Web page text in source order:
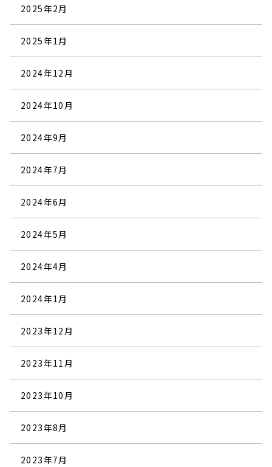
2025年2月
2025年1月
2024年12月
2024年10月
2024年9月
2024年7月
2024年6月
2024年5月
2024年4月
2024年1月
2023年12月
2023年11月
2023年10月
2023年8月
2023年7月